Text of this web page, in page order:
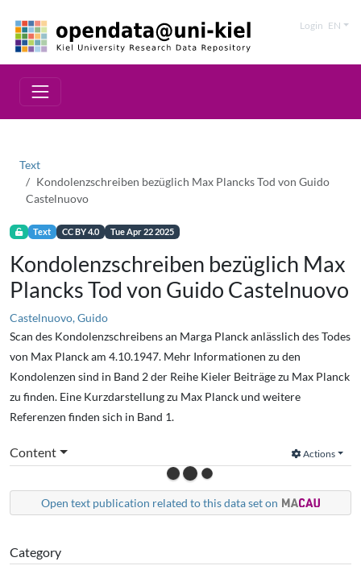
Login EN
Text
Kondolenzschreiben bezüglich Max Plancks Tod von Guido
Castelnuovo
Text CC BY 4.0 Tue Apr 22 2025
Kondolenzschreiben bezüglich Max
Plancks Tod von Guido Castelnuovo
Castelnuovo, Guido
Scan des Kondolenzschreibens an Marga Planck anlässlich des Todes
von Max Planck am 4.10.1947. Mehr Informationen zu den
Kondolenzen sind in Band 2 der Reihe Kieler Beiträge zu Max Planck
zu finden. Eine Kurzdarstellung zu Max Planck und weitere
Referenzen finden sich in Band 1.
Content Actions
Open text publication related to this data set on
Category